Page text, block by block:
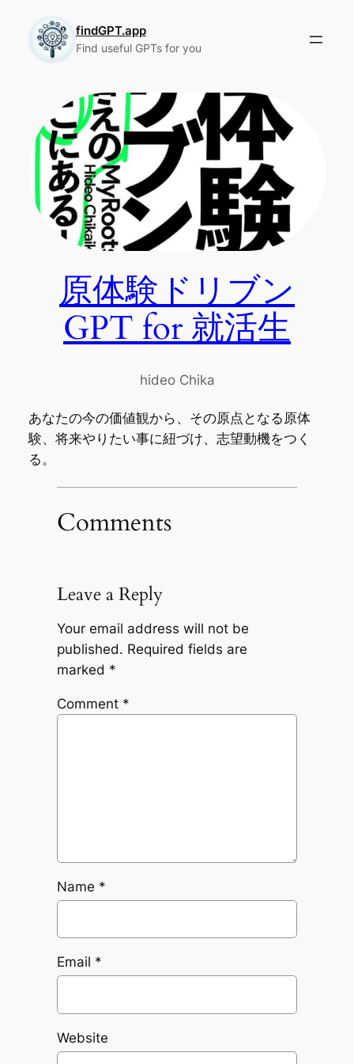
content
findGPT.app
Find useful GPTs for you
原体験ドリブン
GPT for 就活生
hideo Chika
あなたの今の価値観から、その原点となる原体
験、将来やりたい事に紐づけ、志望動機をつく
る。
Comments
Leave a Reply
Your email address will not be
published. Required fields are
marked *
Comment *
Name *
Email *
Website